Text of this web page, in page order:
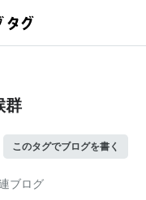
群
このタグでブログを書く
ブログ